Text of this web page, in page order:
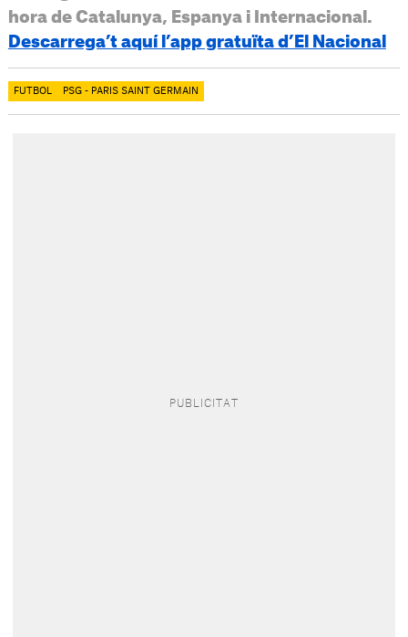
hora de Catalunya, Espanya i Internacional.
Descarrega’t aquí l’app gratuïta d’El Nacional
FUTBOL PSG - PARIS SAINT GERMAIN